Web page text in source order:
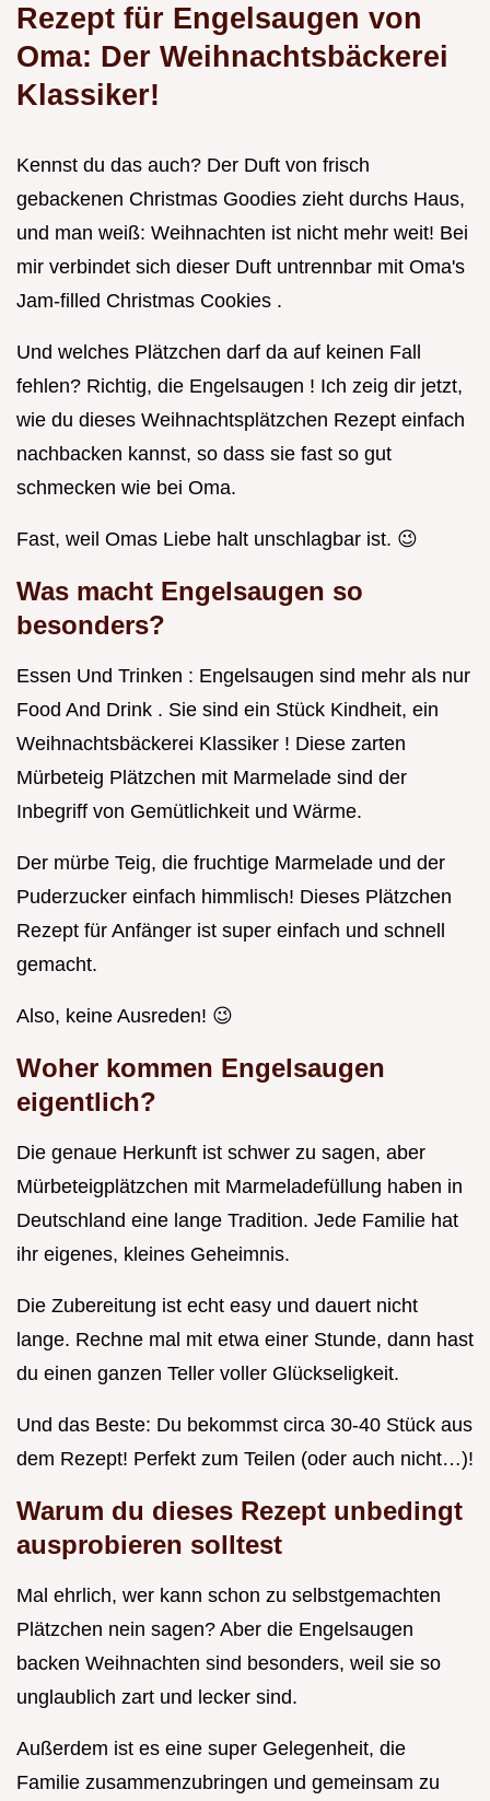
Rezept für Engelsaugen von
Oma: Der Weihnachtsbäckerei
Klassiker!
Kennst du das auch? Der Duft von frisch
gebackenen Christmas Goodies zieht durchs Haus,
und man weiß: Weihnachten ist nicht mehr weit! Bei
mir verbindet sich dieser Duft untrennbar mit Oma's
Jam-filled Christmas Cookies .
Und welches Plätzchen darf da auf keinen Fall
fehlen? Richtig, die Engelsaugen ! Ich zeig dir jetzt,
wie du dieses Weihnachtsplätzchen Rezept einfach
nachbacken kannst, so dass sie fast so gut
schmecken wie bei Oma.
Fast, weil Omas Liebe halt unschlagbar ist. 😉
Was macht Engelsaugen so
besonders?
Essen Und Trinken : Engelsaugen sind mehr als nur
Food And Drink . Sie sind ein Stück Kindheit, ein
Weihnachtsbäckerei Klassiker ! Diese zarten
Mürbeteig Plätzchen mit Marmelade sind der
Inbegriff von Gemütlichkeit und Wärme.
Der mürbe Teig, die fruchtige Marmelade und der
Puderzucker einfach himmlisch! Dieses Plätzchen
Rezept für Anfänger ist super einfach und schnell
gemacht.
Also, keine Ausreden! 😉
Woher kommen Engelsaugen
eigentlich?
Die genaue Herkunft ist schwer zu sagen, aber
Mürbeteigplätzchen mit Marmeladefüllung haben in
Deutschland eine lange Tradition. Jede Familie hat
ihr eigenes, kleines Geheimnis.
Die Zubereitung ist echt easy und dauert nicht
lange. Rechne mal mit etwa einer Stunde, dann hast
du einen ganzen Teller voller Glückseligkeit.
Und das Beste: Du bekommst circa 30-40 Stück aus
dem Rezept! Perfekt zum Teilen (oder auch nicht…)!
Warum du dieses Rezept unbedingt
ausprobieren solltest
Mal ehrlich, wer kann schon zu selbstgemachten
Plätzchen nein sagen? Aber die Engelsaugen
backen Weihnachten sind besonders, weil sie so
unglaublich zart und lecker sind.
Außerdem ist es eine super Gelegenheit, die
Familie zusammenzubringen und gemeinsam zu